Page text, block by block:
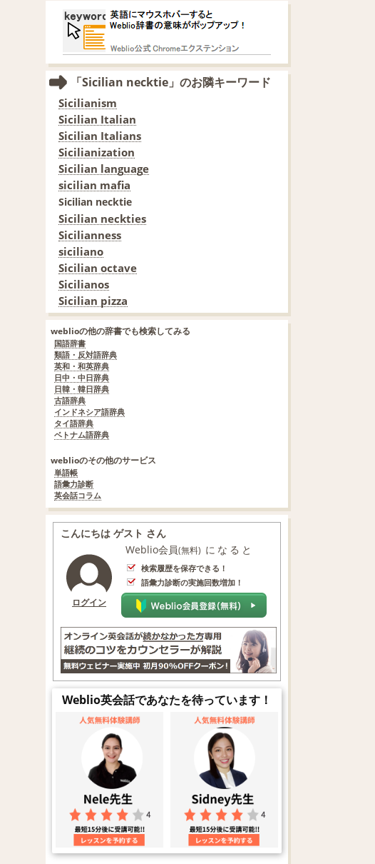
「Sicilian necktie」のお隣キーワード
Sicilianism
Sicilian Italian
Sicilian Italians
Sicilianization
Sicilian language
sicilian mafia
Sicilian necktie
Sicilian neckties
Sicilianness
siciliano
Sicilian octave
Sicilianos
Sicilian pizza
weblioの他の辞書でも検索してみる
国語辞書
類語・反対語辞典
英和・和英辞典
日中・中日辞典
日韓・韓日辞典
古語辞典
インドネシア語辞典
タイ語辞典
ベトナム語辞典
weblioのその他のサービス
単語帳
語彙力診断
英会話コラム
こんにちは ゲスト さん
ログイン
Weblio会員(無料) になると
検索履歴を保存できる！
語彙力診断の実施回数増加！
Weblio英会話であなたを待っています！